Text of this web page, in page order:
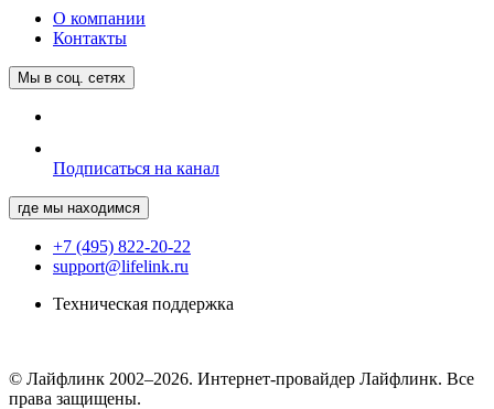
О компании
Контакты
Мы в соц. сетях
Подписаться на канал
где мы находимся
+7 (495) 822-20-22
support@lifelink.ru
Техническая поддержка
© Лайфлинк 2002–2026. Интернет-провайдер Лайфлинк. Все
права защищены.